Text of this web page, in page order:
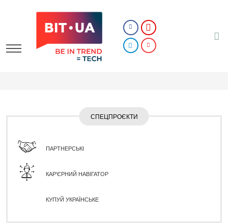
СПЕЦПРОЄКТИ
ПАРТНЕРСЬКІ
КАР'ЄРНИЙ НАВІГАТОР
КУПУЙ УКРАЇНСЬКЕ